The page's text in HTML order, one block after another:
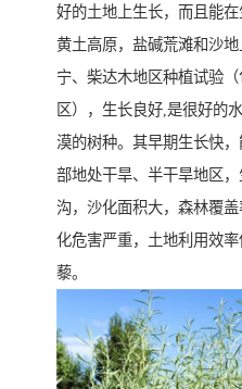
好的土地上生长，而且能在
黄土高原，盐碱荒滩和沙
宁、柴达木地区种植试验
区），生长良好,是很好的
漠的树种。其早期生长快
部地处干旱、半干旱地区
沟，沙化面积大，森林覆
化危害严重，土地利用效
藜。